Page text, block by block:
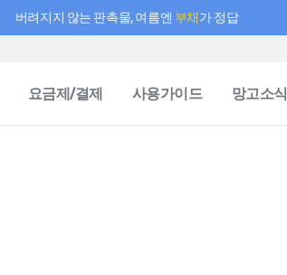
버려지지 않는 판촉물, 여름엔 부채가 정답
요금제/결제 사용가이드 망고소식